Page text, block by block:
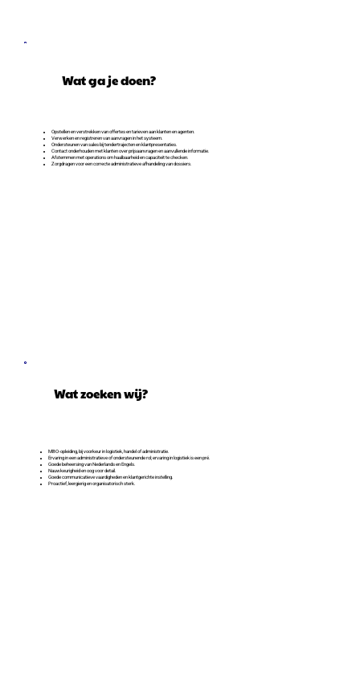
Wat ga je doen?
Opstellen en verstrekken van offertes en tarieven aan klanten en agenten.
Verwerken en registreren van aanvragen in het systeem.
Ondersteunen van sales bij tendertrajecten en klantpresentaties.
Contact onderhouden met klanten over prijsaanvragen en aanvullende informatie.
Afstemmen met operations om haalbaarheid en capaciteit te checken.
Zorgdragen voor een correcte administratieve afhandeling van dossiers.
Wat zoeken wij?
MBO-opleiding, bij voorkeur in logistiek, handel of administratie.
Ervaring in een administratieve of ondersteunende rol; ervaring in logistiek is een pré.
Goede beheersing van Nederlands en Engels.
Nauwkeurigheid en oog voor detail.
Goede communicatieve vaardigheden en klantgerichte instelling.
Proactief, leergierig en organisatorisch sterk.